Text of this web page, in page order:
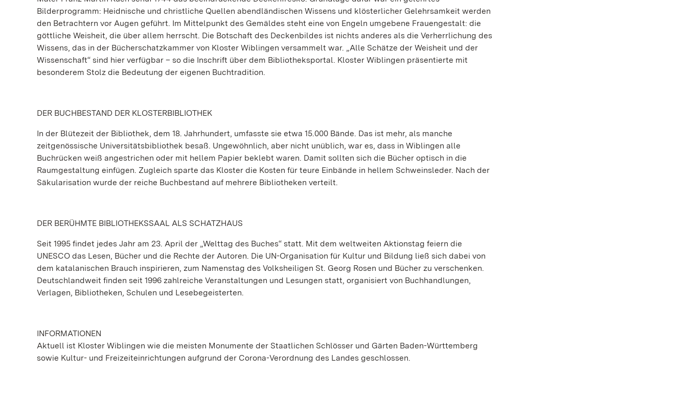
Bilderprogramm: Heidnische und christliche Quellen abendländischen Wissens und klösterlicher Gelehrsamkeit werden
den Betrachtern vor Augen geführt. Im Mittelpunkt des Gemäldes steht eine von Engeln umgebene Frauengestalt: die
göttliche Weisheit, die über allem herrscht. Die Botschaft des Deckenbildes ist nichts anderes als die Verherrlichung des
Wissens, das in der Bücherschatzkammer von Kloster Wiblingen versammelt war. „Alle Schätze der Weisheit und der
Wissenschaft“ sind hier verfügbar – so die Inschrift über dem Bibliotheksportal. Kloster Wiblingen präsentierte mit
besonderem Stolz die Bedeutung der eigenen Buchtradition.
DER BUCHBESTAND DER KLOSTERBIBLIOTHEK
In der Blütezeit der Bibliothek, dem 18. Jahrhundert, umfasste sie etwa 15.000 Bände. Das ist mehr, als manche
zeitgenössische Universitätsbibliothek besaß. Ungewöhnlich, aber nicht unüblich, war es, dass in Wiblingen alle
Buchrücken weiß angestrichen oder mit hellem Papier beklebt waren. Damit sollten sich die Bücher optisch in die
Raumgestaltung einfügen. Zugleich sparte das Kloster die Kosten für teure Einbände in hellem Schweinsleder. Nach der
Säkularisation wurde der reiche Buchbestand auf mehrere Bibliotheken verteilt.
DER BERÜHMTE BIBLIOTHEKSSAAL ALS SCHATZHAUS
Seit 1995 findet jedes Jahr am 23. April der „Welttag des Buches“ statt. Mit dem weltweiten Aktionstag feiern die
UNESCO das Lesen, Bücher und die Rechte der Autoren. Die UN-Organisation für Kultur und Bildung ließ sich dabei von
dem katalanischen Brauch inspirieren, zum Namenstag des Volksheiligen St. Georg Rosen und Bücher zu verschenken.
Deutschlandweit finden seit 1996 zahlreiche Veranstaltungen und Lesungen statt, organisiert von Buchhandlungen,
Verlagen, Bibliotheken, Schulen und Lesebegeisterten.
INFORMATIONEN
Aktuell ist Kloster Wiblingen wie die meisten Monumente der Staatlichen Schlösser und Gärten Baden-Württemberg
sowie Kultur- und Freizeiteinrichtungen aufgrund der Corona-Verordnung des Landes geschlossen.